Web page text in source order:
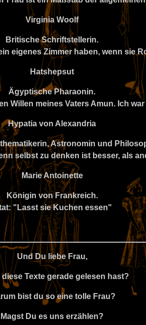
Virginia Woolf
Britische Schriftstellerin.
eigenes Zimmer haben, wenn sie
Hatshepsut
Ägyptische Pharaonin.
Willen meines Vaters Amun. Ich
Hypatia von Alexandria
Astronomin und
selbst zu denken ist besser, als
Marie Antoinette
Königin von Frankreich.
"Lasst sie Kuchen essen"
Und Du liebe Frau,
diese Texte gerade gelesen hast?
bist du so eine tolle Frau?
Magst Du es uns erzählen?